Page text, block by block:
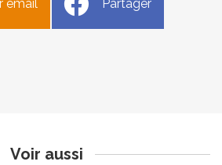
email Partager
Voir aussi